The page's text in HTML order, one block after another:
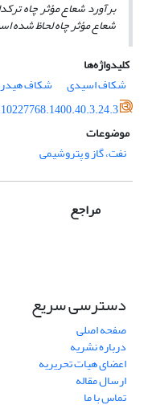
برآورد شعاع مؤثر چاه
شعاع مؤثر چاه لحاظ شده
کلیدواژه‌ها
شکاف اسیدی
شکاف
موضوعات
نفت، گاز و پتروشیمی
مراجع
دسترسی سریع
صفحه اصلی
درباره نشریه
اعضای هیات تحریریه
ارسال مقاله
تماس با ما